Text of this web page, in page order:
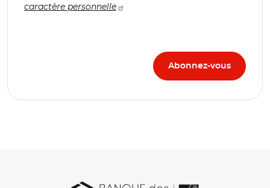
caractère personnelle